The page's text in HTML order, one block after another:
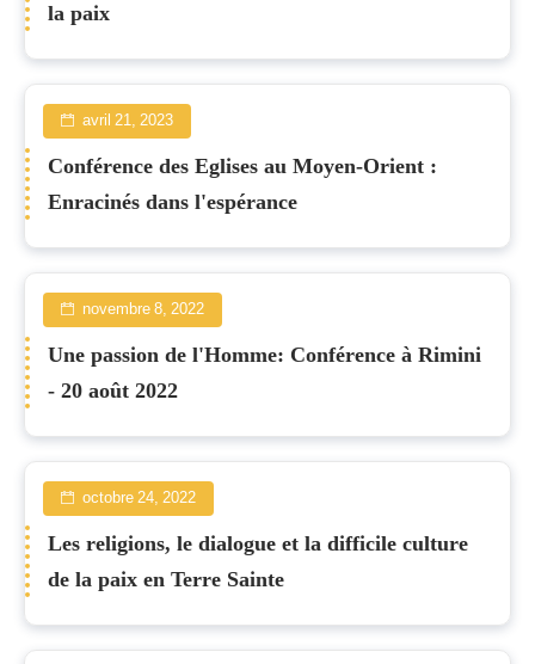
la paix
avril 21, 2023
Conférence des Eglises au Moyen-Orient :
Enracinés dans l'espérance
novembre 8, 2022
Une passion de l'Homme: Conférence à Rimini
- 20 août 2022
octobre 24, 2022
Les religions, le dialogue et la difficile culture
de la paix en Terre Sainte